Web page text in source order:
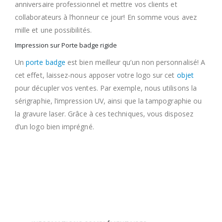
anniversaire professionnel et mettre vos clients et
collaborateurs à l’honneur ce jour! En somme vous avez
mille et une possibilités.
Impression sur Porte badge rigide
Unporte badge est bien meilleur qu’un non personnalisé! A
cet effet, laissez-nous apposer votre logo sur cet objet
pour décupler vos ventes. Par exemple, nous utilisons la
sérigraphie, l’impression UV, ainsi que la tampographie ou
la gravure laser. Grâce à ces techniques, vous disposez
d’un logo bien imprégné.